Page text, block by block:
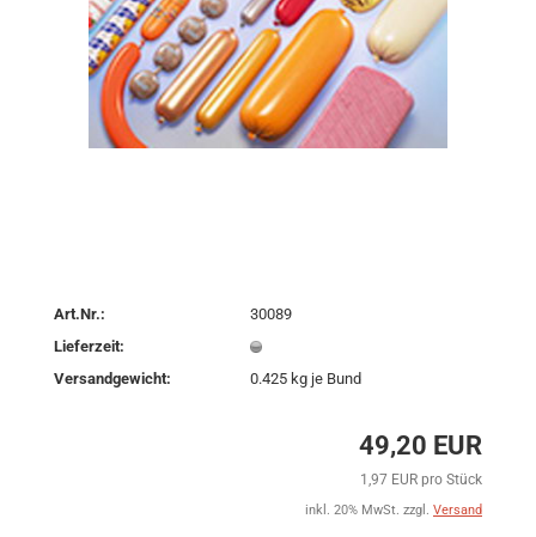
Art.Nr.:
30089
Lieferzeit:
Versandgewicht:
0.425 kg je Bund
49,20 EUR
1,97 EUR pro Stück
inkl. 20% MwSt. zzgl. Versand